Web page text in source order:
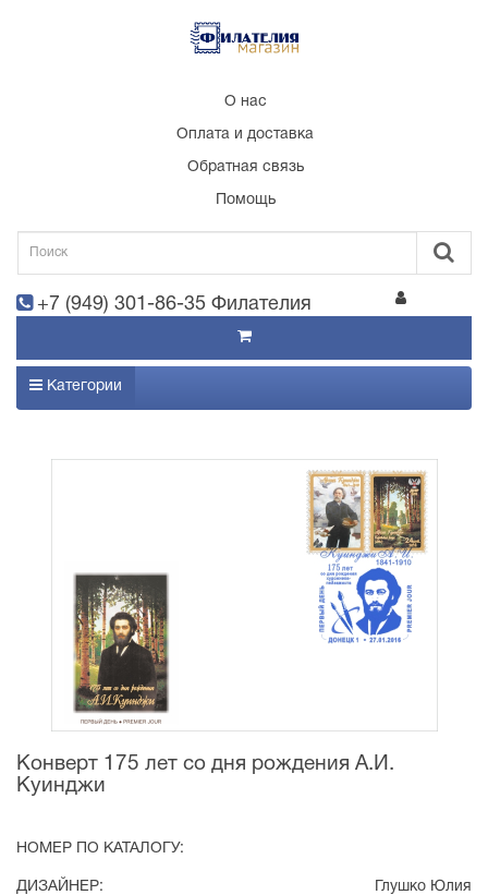
О нас
Оплата и доставка
Обратная связь
Помощь
+7 (949) 301-86-35 Филателия
Категории
Конверт 175 лет со дня рождения А.И.
Куинджи
НОМЕР ПО КАТАЛОГУ:
ДИЗАЙНЕР: Глушко Юлия